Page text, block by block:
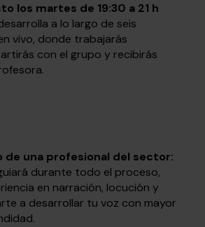
los martes de 19:30 a 21 h
a lo largo de seis
vivo, donde trabajarás
con el grupo y recibirás
de una profesional del sector:
durante todo el proceso,
en narración, locución y
a desarrollar tu voz con mayor